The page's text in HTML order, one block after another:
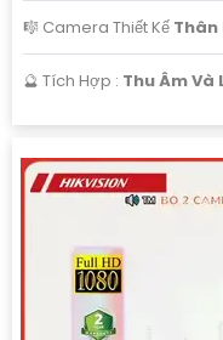
🎼️ Camera Thiết Kế
️🔮 Tích Hợp : Thu Âm Và